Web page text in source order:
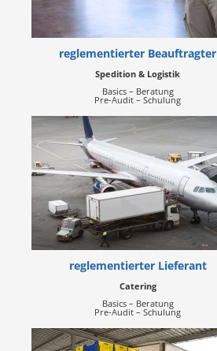
reglementierter Beauftragter
Spedition & Logistik
Basics – Beratung
Pre-Audit – Schulung
reglementierter Lieferant
Catering
Basics – Beratung
Pre-Audit – Schulung